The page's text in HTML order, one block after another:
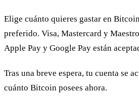
Elige cuánto quieres gastar en
preferido. Visa, Mastercard y
Apple Pay y Google Pay están
Tras una breve espera, tu cuenta se
cuánto Bitcoin posees ahora.